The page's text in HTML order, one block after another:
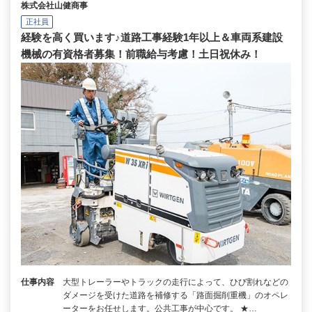
株式会社山健商事
正社員
経験を高く買います♪道路工事経験1年以上＆車両系建設
機械の有資格者募集！前職給与考慮！土日祝休み！
仕事内容
大型トレーラーやトラックの走行によって、ひび割れなどの
ダメージを受けた道路を補修する「路面掘削重機」のオペレ
ーターをお任せします。公共工事が中心です。 ★…